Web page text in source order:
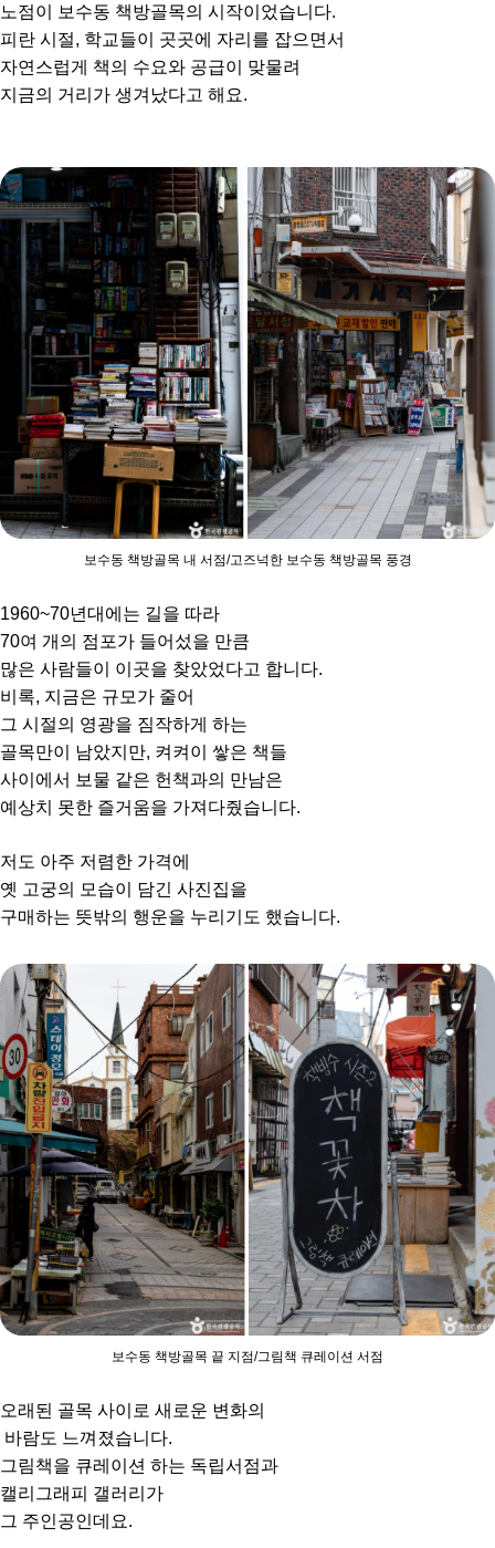
노점이 보수동 책방골목의 시작이었습니다.
피란 시절, 학교들이 곳곳에 자리를 잡으면서
자연스럽게 책의 수요와 공급이 맞물려
지금의 거리가 생겨났다고 해요.
보수동 책방골목 내 서점/고즈넉한 보수동 책방골목 풍경
1960~70년대에는 길을 따라
70여 개의 점포가 들어섰을 만큼
많은 사람들이 이곳을 찾았었다고 합니다.
비록, 지금은 규모가 줄어
그 시절의 영광을 짐작하게 하는
골목만이 남았지만, 켜켜이 쌓은 책들
사이에서 보물 같은 헌책과의 만남은
예상치 못한 즐거움을 가져다줬습니다.
저도 아주 저렴한 가격에
옛 고궁의 모습이 담긴 사진집을
구매하는 뜻밖의 행운을 누리기도 했습니다.
보수동 책방골목 끝 지점/그림책 큐레이션 서점
오래된 골목 사이로 새로운 변화의
바람도 느껴졌습니다.
그림책을 큐레이션 하는 독립서점과
캘리그래피 갤러리가
그 주인공인데요.